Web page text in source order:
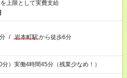
上限として実費支給
/ 岩本町駅から徒歩6分
）実働4時間45分（残業少なめ！）